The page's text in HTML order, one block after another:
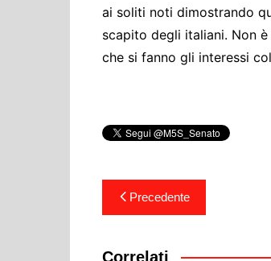
ai soliti noti dimostrando
scapito degli italiani. Non
che si fanno gli interessi
Navigazione
articoli
Precedente
Correlati